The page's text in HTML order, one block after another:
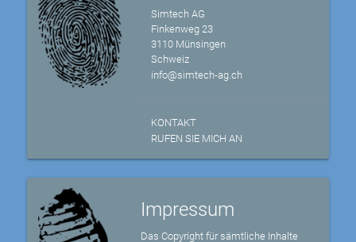
Simtech AG
Finkenweg 23
3110 Münsingen
Schweiz
info@simtech-ag.ch
KONTAKT
RUFEN SIE MICH AN
Impressum
Das Copyright für sämtliche Inhalte